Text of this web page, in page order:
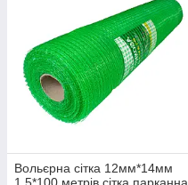
Вольєрна сітка 12мм*14мм